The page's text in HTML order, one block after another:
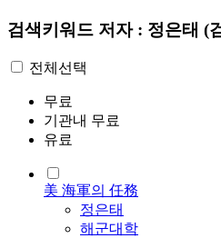
검색키워드 저자 : 정은태 (
전체선택
무료
기관내 무료
유료
美 海軍의 任務
정은태
해군대학